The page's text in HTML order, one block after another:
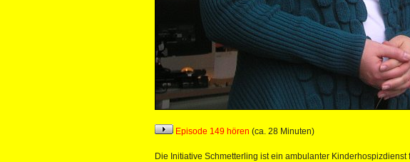
Episode 149 hören (ca. 28 Minuten)
Die Initiative Schmetterling ist ein ambulanter